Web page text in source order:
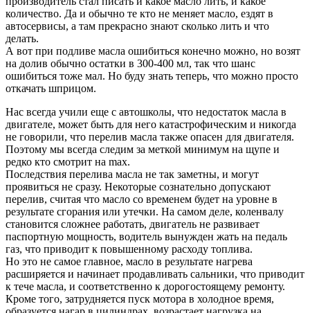
количество. Да и обычно те кто не меняет масло, ездят в
автосервисы, а там прекрасно знают сколько лить и что
делать.
А вот при подливе масла ошибиться конечно можно, но возят
на долив обычно остатки в 300-400 мл, так что шанс
ошибиться тоже мал. Но буду знать теперь, что можно просто
откачать шприцом.
Нас всегда учили еще с автошколы, что недостаток масла в
двигателе, может быть для него катастрофическим и никогда
не говорили, что перелив масла также опасен для двигателя.
Поэтому мы всегда следим за меткой минимум на щупе и
редко кто смотрит на max.
Последствия перелива масла не так заметны, и могут
проявиться не сразу. Некоторые сознательно допускают
перелив, считая что масло со временем будет на уровне в
результате сгорания или утечки. На самом деле, коленвалу
становится сложнее работать, двигатель не развивает
паспортную мощность, водитель вынужден жать на педаль
газ, что приводит к повышенному расходу топлива.
Но это не самое главное, масло в результате нагрева
расширяется и начинает продавливать сальники, что приводит
к тече масла, и соответственно к дорогостоящему ремонту.
Кроме того, затрудняется пуск мотора в холодное время,